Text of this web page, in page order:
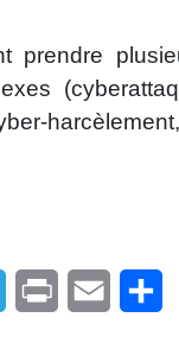
prendre
Telegram
Print Email